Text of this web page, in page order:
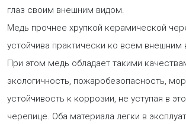
глаз своим внешним видом.
Медь прочнее хрупкой керамической
устойчива практически ко всем внешним
При этом медь обладает такими
экологичность, пожаробезопасность,
устойчивость к коррозии, не уступая в
черепице. Оба материала легки в